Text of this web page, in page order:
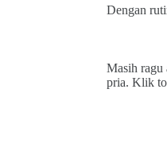
Dengan
Masih ragu
pria. Klik